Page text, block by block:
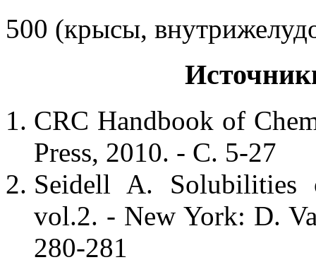
500 (крысы,
CRC Handbook of
Press, 2010. - С. 5-27
Seidell A. Solubilities
vol.2. - New York: D.
280-281